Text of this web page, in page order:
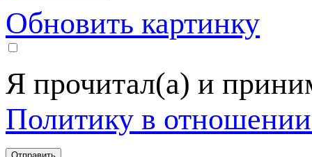
Обновить картинку
Я прочитал(а) и
Политику в